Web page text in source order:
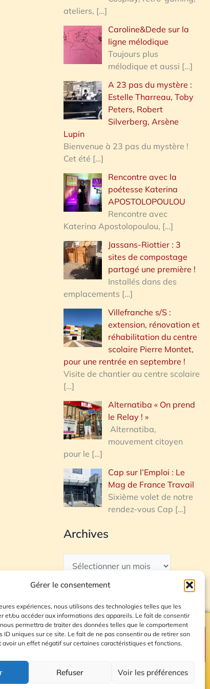
Gérer le consentement
expériences, nous utilisons des technologies telles que les
et/ou accéder aux informations des appareils. Le fait de consentir
permettra de traiter des données telles que le comportement
ID uniques sur ce site. Le fait de ne pas consentir ou de retirer son
un effet négatif sur certaines caractéristiques et fonctions.
Refuser Voir les préférences
ateliers, […]
Caroline&Dede sur la
ligne mélodique
Toujours plus
mélodique et aussi […]
A 23 pas du mystère :
Estelle Tharreau, Toby
Peters, Robert
Silverberg, Arsène
Lupin
Bienvenue à 23 pas du mystère !
Cet été […]
Rencontre avec la
poétesse Katerina
APOSTOLOPOULOU
Rencontre avec
Katerina Apostolopoulou, […]
Jassans-Riottier : 3
sites de compostage
partagé une première !
Installés dans des
emplacements […]
Villefranche s/S :
extension, rénovation et
réhabilitation du centre
scolaire Pierre Montet,
pour une rentrée en septembre !
Visite de chantier au centre scolaire
[…]
Alternatiba « On prend
le Relay ! »
Alternatiba,
mouvement citoyen
pour le […]
Cap sur l’Emploi : Le
Mag de France Travail
Sixième volet de notre
rendez-vous Cap […]
Archives
site